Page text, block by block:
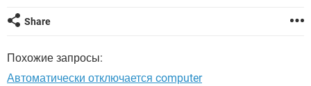
Share
Похожие запросы:
Автоматически отключается computer